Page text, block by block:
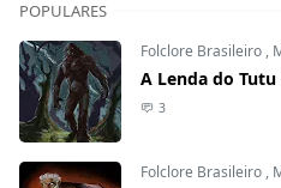
POPULARES
Folclore Brasileiro ,
A Lenda do
3
Folclore Brasileiro ,